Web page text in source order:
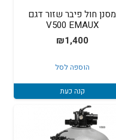
מסנן חול פיבר שזור דגם
V500 EMAUX
₪1,400
הוספה לסל
קנה כעת